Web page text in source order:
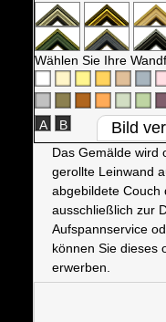
Wählen Sie Ihre
A B Bild
Das Gemälde wird
gerollte Leinwand
abgebildete Couch
ausschließlich zur
Aufspannservice
können Sie dieses
erwerben.